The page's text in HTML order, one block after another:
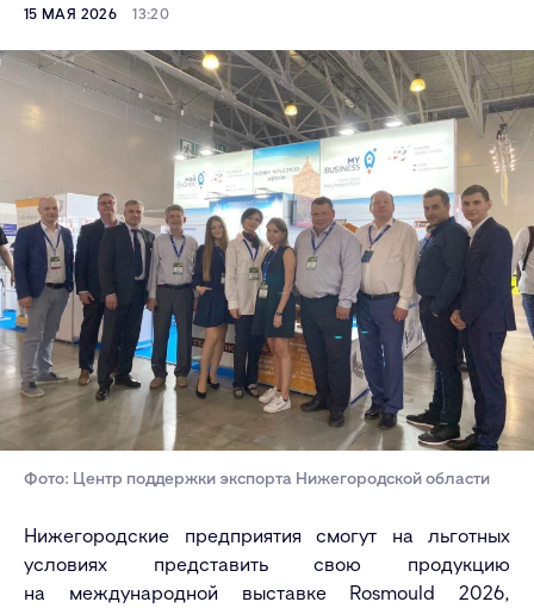
15 МАЯ 2026 13:20
Фото: Центр поддержки экспорта Нижегородской области
Нижегородские предприятия смогут на льготных
условиях представить свою продукцию
на международной выставке Rosmould 2026,